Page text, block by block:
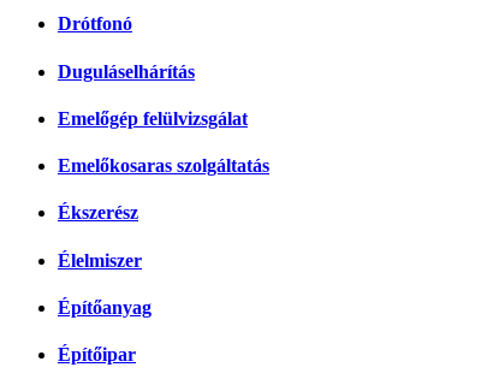
Drótfonó
Duguláselhárítás
Emelőgép felülvizsgálat
Emelőkosaras szolgáltatás
Ékszerész
Élelmiszer
Építőanyag
Építőipar